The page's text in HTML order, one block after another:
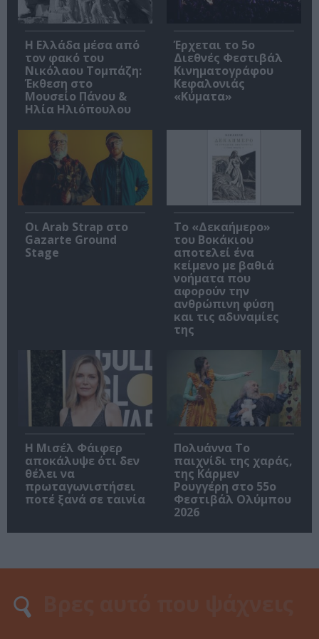
Η Ελλάδα μέσα από
τον φακό του
Νικόλαου Τομπάζη:
Έκθεση στο
Μουσείο Πάνου &
Ηλία Ηλιόπουλου
Έρχεται το 5ο
Διεθνές Φεστιβάλ
Κινηματογράφου
Κεφαλονιάς
«Κύματα»
Οι Arab Strap στο
Gazarte Ground
Stage
Το «Δεκαήμερο»
του Βοκάκιου
αποτελεί ένα
κείμενο με βαθιά
νοήματα που
αφορούν την
ανθρώπινη φύση
και τις αδυναμίες
της
Η Μισέλ Φάιφερ
αποκάλυψε ότι δεν
θέλει να
πρωταγωνιστήσει
ποτέ ξανά σε ταινία
Πολυάννα Το
παιχνίδι της χαράς,
της Κάρμεν
Ρουγγέρη στο 55ο
Φεστιβάλ Ολύμπου
2026